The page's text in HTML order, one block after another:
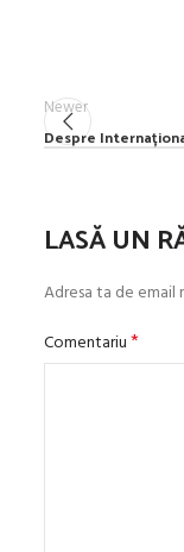
Newer
Despre
LASĂ UN
Adresa ta de email
Comentariu*